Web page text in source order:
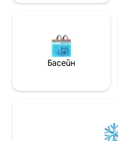
Басейн